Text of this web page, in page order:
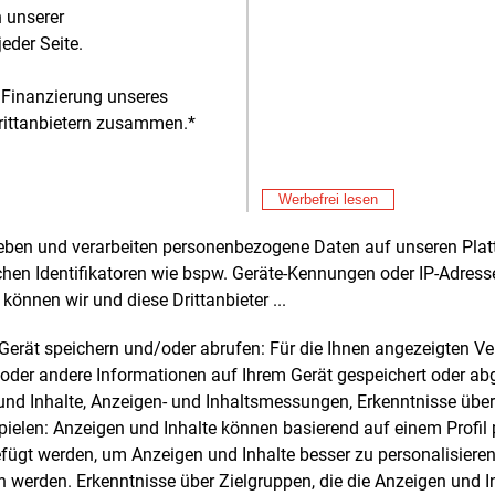
unserer
Seite.
unseres
zusammen.*
Werbefrei lesen
und verarbeiten personenbezogene Daten auf unseren
Identifikatoren wie bspw. Geräte-Kennungen oder IP-
wir und diese Drittanbieter ...
speichern und/oder abrufen: Für die Ihnen angezeigten
andere Informationen auf Ihrem Gerät gespeichert oder
Inhalte, Anzeigen- und Inhaltsmessungen, Erkenntnisse
Anzeigen und Inhalte können basierend auf einem Profil
werden, um Anzeigen und Inhalte besser zu
werden. Erkenntnisse über Zielgruppen, die die Anzeigen und
der Wasserstoff allmählich grün.
Peter Altmaier (CDU)
Andreas Feicht nach Salzgitter
Der Einstieg in die
erfordere langfristige
schnelleres Handeln und
regulatorische Rahmenbedingungen.
bürokratischen Hindernissen zu
und zu beschleunigen.
nutzte Fuhrmann auch
Werbung für ein anderes
Wasserstoff-Projekt in
E&M
E&M
E&M